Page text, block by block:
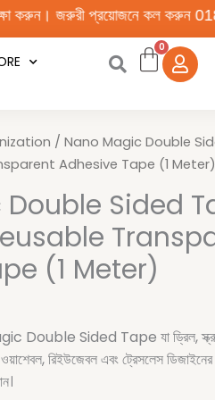
কল করুন 01839800885.
/ Nano Magic Double
Adhesive Tape (1 Meter)
Sided
(1 Meter)
Double Sided Tape যা ড্রিল, স্ক্রু
রিইউজেবল এবং ট্রেসলেস